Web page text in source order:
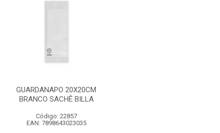
GUARDANAPO 20X20CM
BRANCO SACHÊ BILLA
Código: 22857
EAN: 7898643023035